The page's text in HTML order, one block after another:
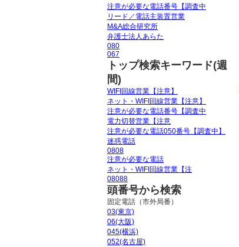
注意が必要な電話番号【調査中
リード／電話主装置営業
M&A総合研究所
弁護士法人あらた
080
067
トップ検索キーワード(週
間)
WIFI回線営業【注意】
ネット・WIFI回線営業【注意】
注意が必要な電話番号【調査中
電力切替営業【注意
注意が必要な電話050番号【調査中】
迷惑電話
0808
注意が必要な電話
ネット・WIFI回線営業【注
08088
頭番号から検索
固定電話（市外局番）
03(東京)
06(大阪)
045(横浜)
052(名古屋)